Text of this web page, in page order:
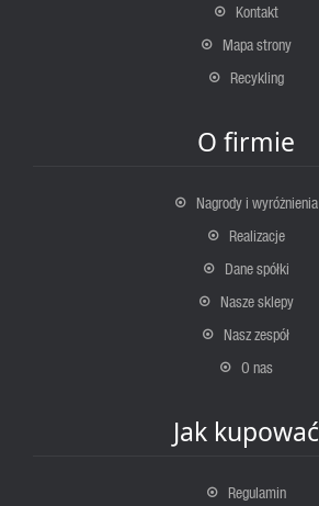
Kontakt
Mapa strony
Recykling
O firmie
Nagrody i wyróżnienia
Realizacje
Dane spółki
Nasze sklepy
Nasz zespół
O nas
Jak kupować
Regulamin